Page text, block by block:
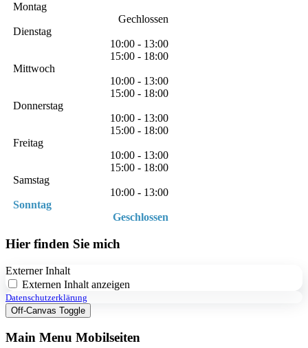
Montag
Gechlossen
Dienstag
10:00 - 13:00
15:00 - 18:00
Mittwoch
10:00 - 13:00
15:00 - 18:00
Donnerstag
10:00 - 13:00
15:00 - 18:00
Freitag
10:00 - 13:00
15:00 - 18:00
Samstag
10:00 - 13:00
Sonntag
Geschlossen
Hier finden Sie mich
Externer Inhalt
Externen Inhalt anzeigen
Datenschutzerklärung
Off-Canvas Toggle
Main Menu Mobilseiten